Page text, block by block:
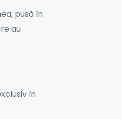
pusă în
au
în